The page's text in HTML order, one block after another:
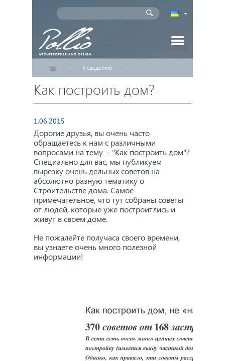
Главная
Проекты домов
Индивидуальное проектирование
Новости
Статьи
Партнеры
Как заказать
О нас
К сведению
Как построить дом?
1.06.2015
Дорогие друзья, вы очень часто
обращаетесь к нам с различными
вопросами на тему - "Как построить дом"?
Специально для вас, мы публикуем
вырезку очень дельных советов на
абсолютно разную тематику о
Строительстве дома. Самое
примечательное, что тут собраны советы
от людей, которые уже построитлись и
живут в своем доме.
Не пожалейте получаса своего времени,
вы узнаете очень много полезной
информации!